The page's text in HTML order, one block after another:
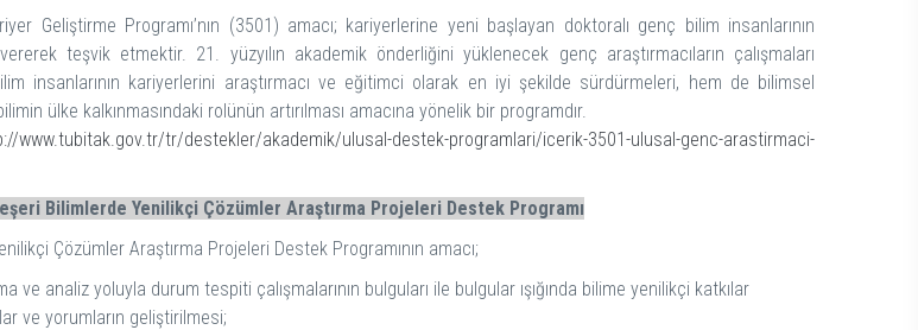
Geliştirme Programı’nın (3501) amacı; kariyerlerine yeni başlayan doktoralı genç bilim insanlarının
teşvik etmektir. 21. yüzyılın akademik önderliğini yüklenecek genç araştırmacıların çalışmaları
insanlarının kariyerlerini araştırmacı ve eğitimci olarak en iyi şekilde sürdürmeleri, hem de bilimsel
ülke kalkınmasındaki rolünün artırılması amacına yönelik bir programdır.
www.tubitak.gov.tr/tr/destekler/akademik/ulusal-destek-programlari/icerik-3501-ulusal-genc-arastirmaci-
Bilimlerde Yenilikçi Çözümler Araştırma Projeleri Destek Programı
Çözümler Araştırma Projeleri Destek Programının amacı;
ve analiz yoluyla durum tespiti çalışmalarının bulguları ile bulgular ışığında bilime yenilikçi katkılar
ve yorumların geliştirilmesi;